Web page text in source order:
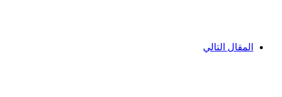
المقال التالي